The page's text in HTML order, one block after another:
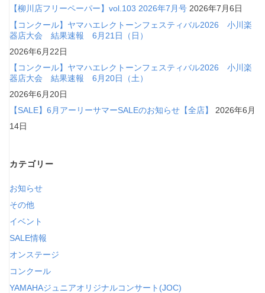
【柳川店フリーペーパー】vol.103 2026年7月号 2026年7月6日
【コンクール】ヤマハエレクトーンフェスティバル2026 小川楽
器店大会 結果速報 6月21日（日）
2026年6月22日
【コンクール】ヤマハエレクトーンフェスティバル2026 小川楽
器店大会 結果速報 6月20日（土）
2026年6月20日
【SALE】6月アーリーサマーSALEのお知らせ【全店】
2026年6月
14日
カテゴリー
お知らせ
その他
イベント
SALE情報
オンステージ
コンクール
YAMAHAジュニアオリジナルコンサート(JOC)